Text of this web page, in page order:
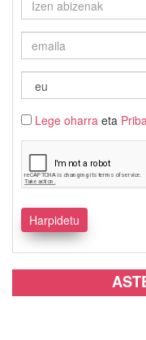
Lege oharra eta